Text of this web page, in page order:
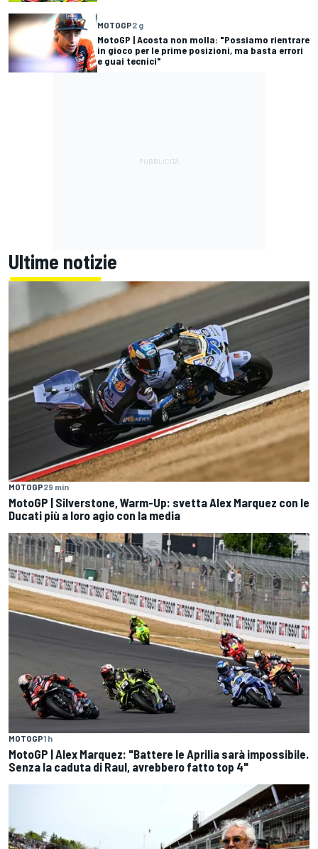
MOTOGP2 g
MotoGP | Acosta non molla: "Possiamo rientrare
in gioco per le prime posizioni, ma basta errori
e guai tecnici"
Ultime notizie
MOTOGP29 min
MotoGP | Silverstone, Warm-Up: svetta Alex Marquez con le
Ducati più a loro agio con la media
MOTOGP1 h
MotoGP | Alex Marquez: "Battere le Aprilia sarà impossibile.
Senza la caduta di Raul, avrebbero fatto top 4"